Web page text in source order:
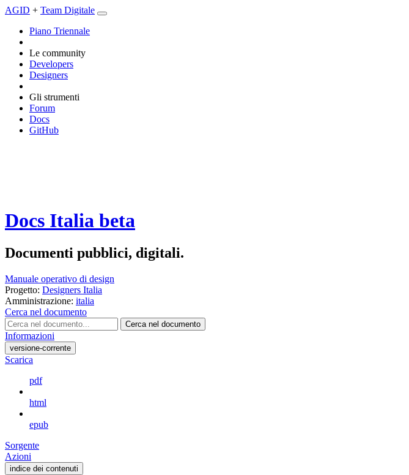
AGID + Team Digitale
Piano Triennale
Le community
Developers
Designers
Gli strumenti
Forum
Docs
GitHub
Docs Italia beta
Documenti pubblici, digitali.
Manuale operativo di design
Progetto: Designers Italia
Amministrazione: italia
Cerca nel documento
Cerca nel documento
Informazioni
versione-corrente
Scarica
pdf
html
epub
Sorgente
Azioni
indice dei contenuti